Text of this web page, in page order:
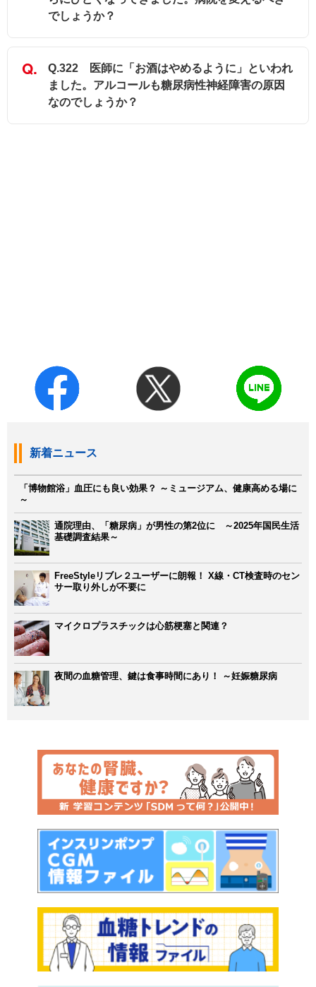
でしょうか？
Q.322 医師に「お酒はやめるように」といわれ
ました。アルコールも糖尿病性神経障害の原因
なのでしょうか？
新着ニュース
「博物館浴」血圧にも良い効果？ ～ミュージアム、健康高める場に
～
通院理由、「糖尿病」が男性の第2位に ～2025年国民生活
基礎調査結果～
FreeStyleリブレ２ユーザーに朗報！ X線・CT検査時のセン
サー取り外しが不要に
マイクロプラスチックは心筋梗塞と関連？
夜間の血糖管理、鍵は食事時間にあり！ ～妊娠糖尿病